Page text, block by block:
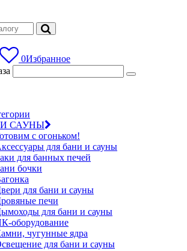
0Избранное
САУНЫ
с огоньком!
для бани и сауны
для банных печей
бочки
для бани и сауны
печи
для бани и сауны
оборудование
чугунные ядра
для бани и сауны